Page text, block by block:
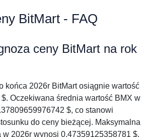
BitMart - FAQ
ceny BitMart na rok
końca 2026r BitMart osiągnie wartość
Oczekiwana średnia wartość BMX w
$, co stanowi
do ceny bieżącej. Maksymalna
2026r wynosi 0.47359125358781 $.